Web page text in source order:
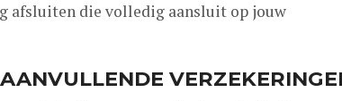
afsluiten die volledig aansluit op jouw